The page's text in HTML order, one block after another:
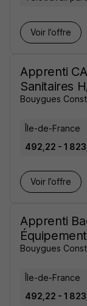
Voir l’offre
Apprenti
Sanitaires
Bouygues
Île-de-France
492,22 - 1
Voir l’offre
Apprenti
Bouygues
Île-de-France
492,22 - 1